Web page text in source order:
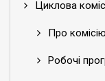
Циклова
Про комісію
Робочі